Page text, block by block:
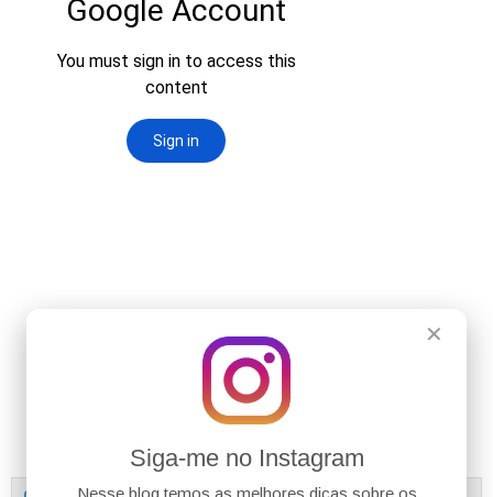
✕
Siga-me no Instagram
Nesse blog temos as melhores dicas sobre os